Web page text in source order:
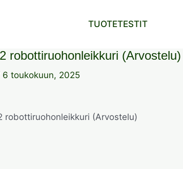
TUOTETESTIT
robottiruohonleikkuri (Arvostelu)
6 toukokuun, 2025
robottiruohonleikkuri (Arvostelu)